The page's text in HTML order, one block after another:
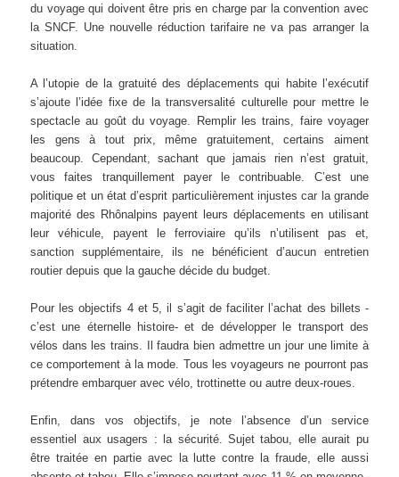
du voyage qui doivent être pris en charge par la convention avec
la SNCF. Une nouvelle réduction tarifaire ne va pas arranger la
situation.
A l’utopie de la gratuité des déplacements qui habite l’exécutif
s’ajoute l’idée fixe de la transversalité culturelle pour mettre le
spectacle au goût du voyage. Remplir les trains, faire voyager
les gens à tout prix, même gratuitement, certains aiment
beaucoup. Cependant, sachant que jamais rien n’est gratuit,
vous faites tranquillement payer le contribuable. C’est une
politique et un état d’esprit particulièrement injustes car la grande
majorité des Rhônalpins payent leurs déplacements en utilisant
leur véhicule, payent le ferroviaire qu’ils n’utilisent pas et,
sanction supplémentaire, ils ne bénéficient d’aucun entretien
routier depuis que la gauche décide du budget.
Pour les objectifs 4 et 5, il s’agit de faciliter l’achat des billets -
c’est une éternelle histoire- et de développer le transport des
vélos dans les trains. Il faudra bien admettre un jour une limite à
ce comportement à la mode. Tous les voyageurs ne pourront pas
prétendre embarquer avec vélo, trottinette ou autre deux-roues.
Enfin, dans vos objectifs, je note l’absence d’un service
essentiel aux usagers : la sécurité. Sujet tabou, elle aurait pu
être traitée en partie avec la lutte contre la fraude, elle aussi